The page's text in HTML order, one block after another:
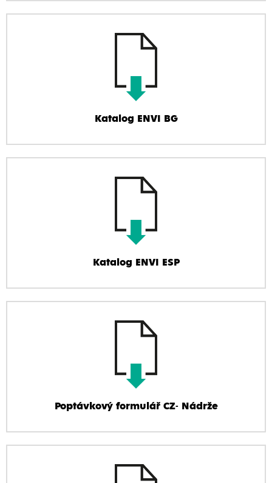
Katalog ENVI BG
Katalog ENVI ESP
Poptávkový formulář CZ- Nádrže